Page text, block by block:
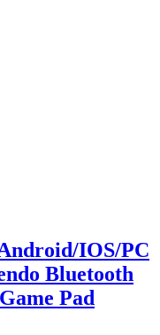
IOS/PC
Bluetooth
Pad